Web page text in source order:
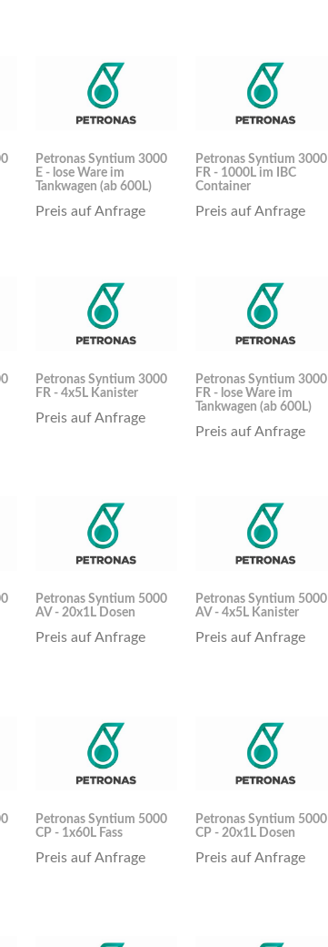
Petronas Syntium 3000
E - lose Ware im
Tankwagen (ab 600L)
Preis auf Anfrage
Petronas Syntium 3000
FR - 1000L im IBC
Container
Preis auf Anfrage
Petronas Syntium 3000
FR - 4x5L Kanister
Preis auf Anfrage
Petronas Syntium 3000
FR - lose Ware im
Tankwagen (ab 600L)
Preis auf Anfrage
Petronas Syntium 5000
AV - 20x1L Dosen
Preis auf Anfrage
Petronas Syntium 5000
AV - 4x5L Kanister
Preis auf Anfrage
Petronas Syntium 5000
CP - 1x60L Fass
Preis auf Anfrage
Petronas Syntium 5000
CP - 20x1L Dosen
Preis auf Anfrage